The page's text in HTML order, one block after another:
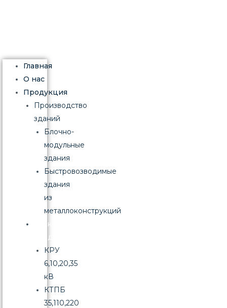
Главная
О нас
Продукция
Производство
зданий
Блочно-
модульные
здания
Быстровозводимые
здания
из
металлоконструкций
Электротехническая
продукция
КРУ
6,10,20,35
кВ
КТПБ
35,110,220